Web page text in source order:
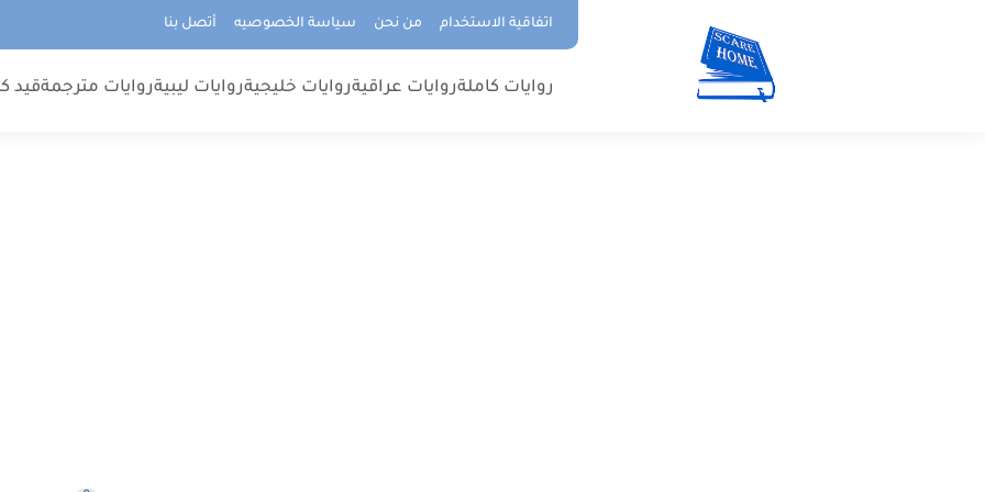
اتفاقية الاستخدام من نحن سياسة الخصوصيه أتصل بنا
روايات كاملةروايات عراقيةروايات خليجيةروايات ليبيةروايات مترجمةقيد